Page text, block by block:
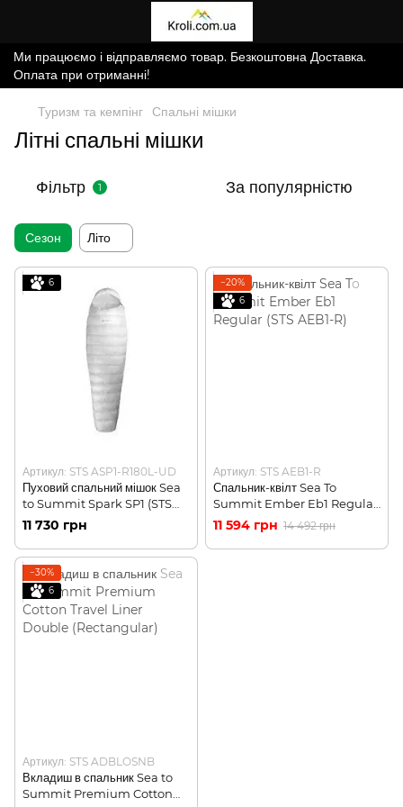
Ми працюємо і відправляємо товар. Безкоштовна Доставка.
Оплата при отриманні!
Туризм та кемпінг Спальні мішки
Літні спальні мішки
Фільтр 1 За популярністю
Сезон Літо
6
Артикул: STS ASP1-R180L-UD
Пуховий спальний мішок Sea
to Summit Spark SP1 (STS
ASP1-R180L-UD)
11 730 грн
−20%
6
Артикул: STS AEB1-R
Спальник-квілт Sea To
Summit Ember Eb1 Regular
(STS AEB1-R)
11 594 грн 14 492 грн
−30%
6
Артикул: STS ADBLOSNB
Вкладиш в спальник Sea to
Summit Premium Cotton